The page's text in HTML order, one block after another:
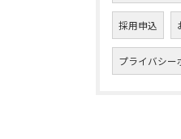
採用申込
プライバシー